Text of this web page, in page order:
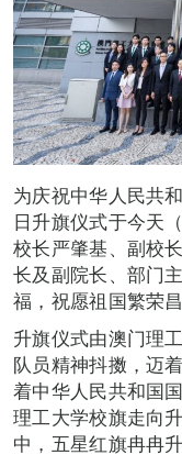
为庆祝中华人民共
日升旗仪式于今天
校长严肇基、副校
长及副院长、部门
福，祝愿祖国繁荣
升旗仪式由澳门理
队员精神抖擞，迈
着中华人民共和国
理工大学校旗走向
中，五星红旗冉冉